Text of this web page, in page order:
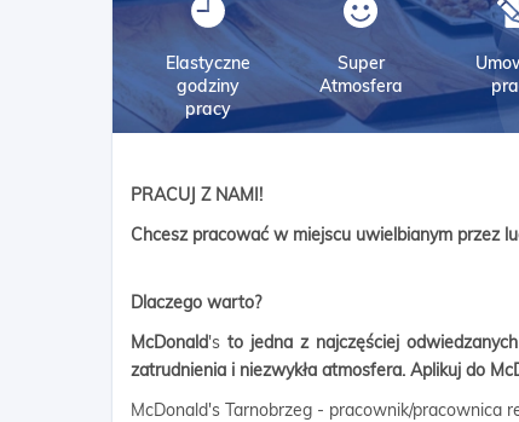
Elastyczne
godziny
pracy
Super
Atmosfera
PRACUJ Z NAMI!
Chcesz pracować w miejscu uwielbianym przez
Dlaczego warto?
McDonald's to jedna z najczęściej
zatrudnienia i niezwykła atmosfera. Aplikuj do
McDonald's Tarnobrzeg - pracownik/pracownica